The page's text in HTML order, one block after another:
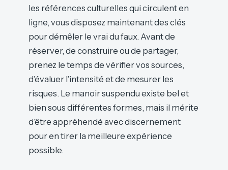
les références culturelles qui circulent en
ligne, vous disposez maintenant des clés
pour démêler le vrai du faux. Avant de
réserver, de construire ou de partager,
prenez le temps de vérifier vos sources,
d’évaluer l’intensité et de mesurer les
risques. Le manoir suspendu existe bel et
bien sous différentes formes, mais il mérite
d’être appréhendé avec discernement
pour en tirer la meilleure expérience
possible.